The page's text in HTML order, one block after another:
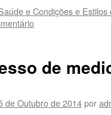
e Condições e Estilos
de
de Outubro de 2014por